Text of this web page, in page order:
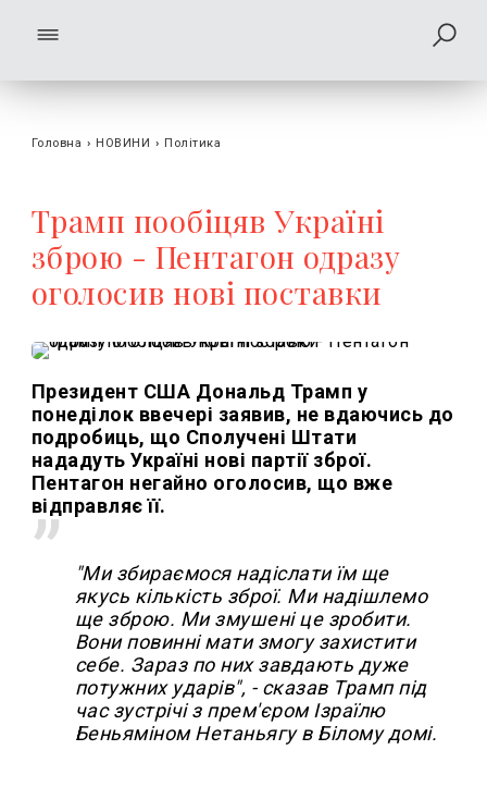
Головна › НОВИНИ › Політика
Трамп пообіцяв Україні
зброю - Пентагон одразу
оголосив нові поставки
Президент США Дональд Трамп у
понеділок ввечері заявив, не вдаючись до
подробиць, що Сполучені Штати
нададуть Україні нові партії зброї.
Пентагон негайно оголосив, що вже
відправляє її.
"Ми збираємося надіслати їм ще
якусь кількість зброї. Ми надішлемо
ще зброю. Ми змушені це зробити.
Вони повинні мати змогу захистити
себе. Зараз по них завдають дуже
потужних ударів", - сказав Трамп під
час зустрічі з прем'єром Ізраїлю
Беньяміном Нетаньягу в Білому домі.